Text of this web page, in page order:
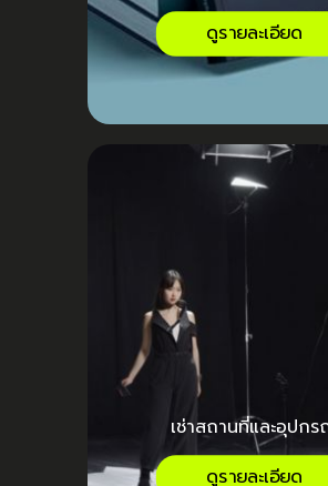
ดูรายละเอียด
เช่าสถานที่และอุปก
ดูรายละเอียด